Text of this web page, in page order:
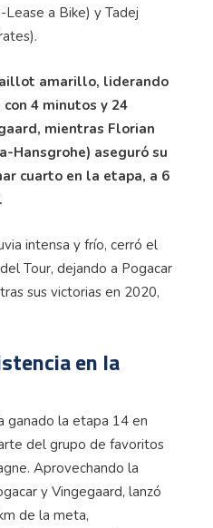
Lease a Bike) y Tadej
amarillo, liderando
4 minutos y 24
mientras Florian
Hansgrohe) aseguró su
cuarto en la etapa, a 6
intensa y frío, cerró el
Tour, dejando a Pogacar
sus victorias en 2020,
en la
ganado la etapa 14 en
del grupo de favoritos
Aprovechando la
y Vingegaard, lanzó
de la meta,